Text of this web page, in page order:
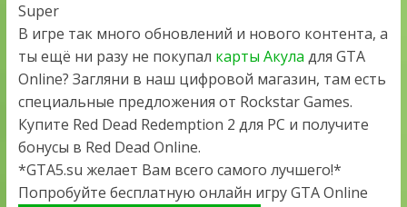
Super
В игре так много обновлений и нового контента, а
ты ещё ни разу не покупал карты Акула для GTA
Online? Загляни в наш цифровой магазин, там есть
специальные предложения от Rockstar Games.
Купите Red Dead Redemption 2 для PC и получите
бонусы в Red Dead Online.
*GTA5.su желает Вам всего самого лучшего!*
Попробуйте бесплатную онлайн игру GTA Online